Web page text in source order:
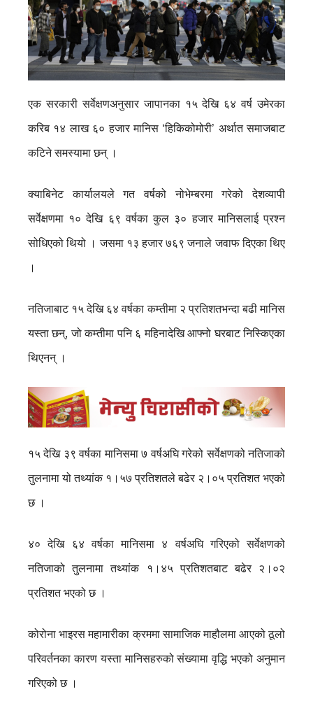
एक सरकारी सर्वेक्षणअनुसार जापानका १५ देखि ६४ वर्ष उमेरका
करिब १४ लाख ६० हजार मानिस ‘हिकिकोमोरी’ अर्थात समाजबाट
कटिने समस्यामा छन् ।
क्याबिनेट कार्यालयले गत वर्षको नोभेम्बरमा गरेको देशव्यापी
सर्वेक्षणमा १० देखि ६९ वर्षका कुल ३० हजार मानिसलाई प्रश्न
सोधिएको थियो । जसमा १३ हजार ७६९ जनाले जवाफ दिएका थिए
।
नतिजाबाट १५ देखि ६४ वर्षका कम्तीमा २ प्रतिशतभन्दा बढी मानिस
यस्ता छन्, जो कम्तीमा पनि ६ महिनादेखि आफ्नो घरबाट निस्किएका
थिएनन् ।
१५ देखि ३९ वर्षका मानिसमा ७ वर्षअघि गरेको सर्वेक्षणको नतिजाको
तुलनामा यो तथ्यांक १।५७ प्रतिशतले बढेर २।०५ प्रतिशत भएको
छ ।
४० देखि ६४ वर्षका मानिसमा ४ वर्षअघि गरिएको सर्वेक्षणको
नतिजाको तुलनामा तथ्यांक १।४५ प्रतिशतबाट बढेर २।०२
प्रतिशत भएको छ ।
कोरोना भाइरस महामारीका क्रममा सामाजिक माहौलमा आएको ठूलो
परिवर्तनका कारण यस्ता मानिसहरुको संख्यामा वृद्धि भएको अनुमान
गरिएको छ ।